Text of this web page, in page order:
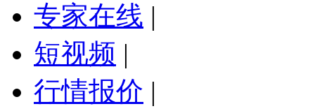
专家在线 |
短视频 |
行情报价 |